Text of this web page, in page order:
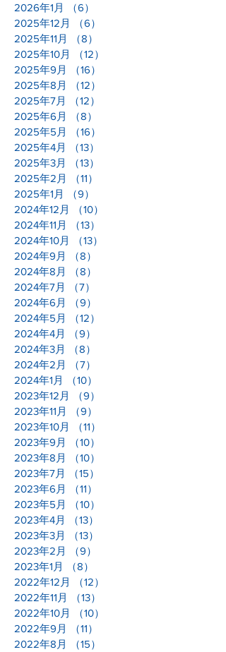
2026年1月
（6）
2025年12月
（6）
2025年11月
（8）
2025年10月
（12）
2025年9月
（16）
2025年8月
（12）
2025年7月
（12）
2025年6月
（8）
2025年5月
（16）
2025年4月
（13）
2025年3月
（13）
2025年2月
（11）
2025年1月
（9）
2024年12月
（10）
2024年11月
（13）
2024年10月
（13）
2024年9月
（8）
2024年8月
（8）
2024年7月
（7）
2024年6月
（9）
2024年5月
（12）
2024年4月
（9）
2024年3月
（8）
2024年2月
（7）
2024年1月
（10）
2023年12月
（9）
2023年11月
（9）
2023年10月
（11）
2023年9月
（10）
2023年8月
（10）
2023年7月
（15）
2023年6月
（11）
2023年5月
（10）
2023年4月
（13）
2023年3月
（13）
2023年2月
（9）
2023年1月
（8）
2022年12月
（12）
2022年11月
（13）
2022年10月
（10）
2022年9月
（11）
2022年8月
（15）